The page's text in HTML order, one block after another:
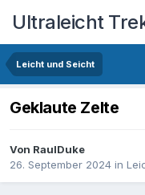
Ultraleicht
Leicht und Seicht
Geklaute Zelte
Von RaulDuke
26. September 2024 in